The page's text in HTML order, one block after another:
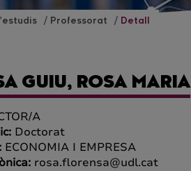
Professorat Detall
GUIU, ROSA MARIA
A
Doctorat
ECONOMIA I EMPRESA
rosa.florensa@udl.cat